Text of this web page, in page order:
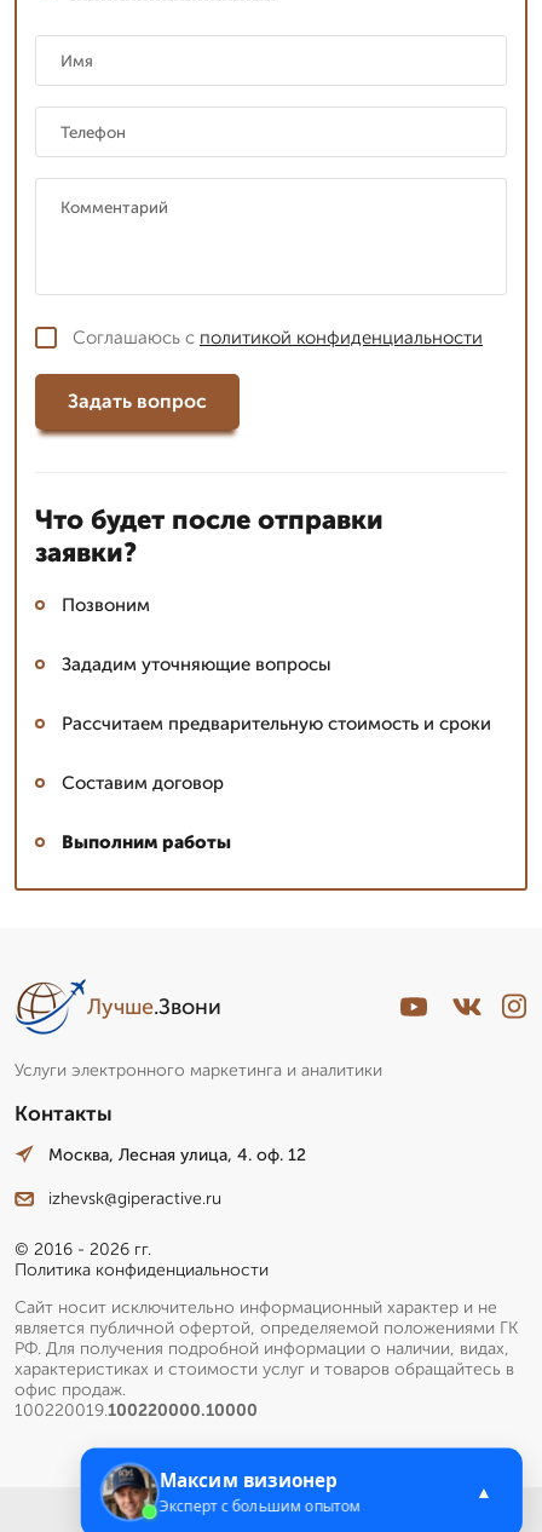
Соглашаюсь с политикой конфиденциальности
Задать вопрос
Что будет после отправки
заявки?
Позвоним
Зададим уточняющие вопросы
Рассчитаем предварительную стоимость и сроки
Составим договор
Выполним работы
Лучше.Звони
Услуги электронного маркетинга и аналитики
Контакты
Москва, Лесная улица, 4. оф. 12
izhevsk@giperactive.ru
© 2016 - 2026 гг.
Политика конфиденциальности
Сайт носит исключительно информационный характер и не
является публичной офертой, определяемой положениями ГК
РФ. Для получения подробной информации о наличии, видах,
характеристиках и стоимости услуг и товаров обращайтесь в
офис продаж.
100220019.100220000.10000
Меню
Максим визионер
Эксперт с большим опытом
▲